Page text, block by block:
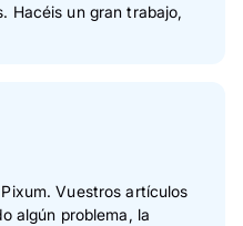
Hacéis un gran trabajo,
Vuestros artículos
algún problema, la